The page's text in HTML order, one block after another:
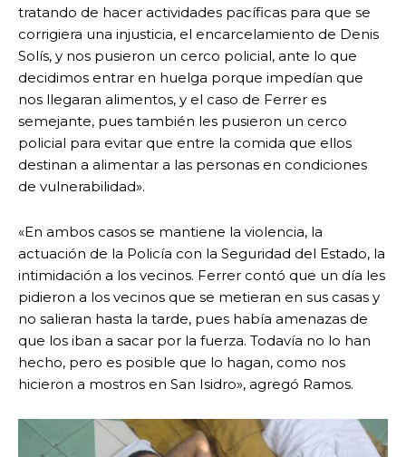
tratando de hacer actividades pacíficas para que se
corrigiera una injusticia, el encarcelamiento de Denis
Solís, y nos pusieron un cerco policial, ante lo que
decidimos entrar en huelga porque impedían que
nos llegaran alimentos, y el caso de Ferrer es
semejante, pues también les pusieron un cerco
policial para evitar que entre la comida que ellos
destinan a alimentar a las personas en condiciones
de vulnerabilidad».
«En ambos casos se mantiene la violencia, la
actuación de la Policía con la Seguridad del Estado, la
intimidación a los vecinos. Ferrer contó que un día les
pidieron a los vecinos que se metieran en sus casas y
no salieran hasta la tarde, pues había amenazas de
que los iban a sacar por la fuerza. Todavía no lo han
hecho, pero es posible que lo hagan, como nos
hicieron a mostros en San Isidro», agregó Ramos.